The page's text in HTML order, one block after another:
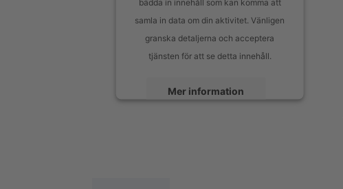
samla in data om din aktivitet. Vänligen
granska detaljerna och acceptera
tjänsten för att se detta innehåll.
Mer information